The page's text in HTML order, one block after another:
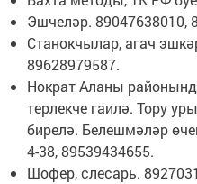
Эшчеләр. 89047638010,
Станокчылар, агач
89628979587.
Нократ Аланы
терлекче гаилә. Тору
бирелә. Белешмәләр
4-38, 89539434655.
Шофер, слесарь.